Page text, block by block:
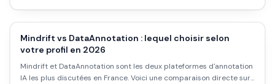
Mindrift vs DataAnnotation : lequel choisir selon
votre profil en 2026
Mindrift et DataAnnotation sont les deux plateformes d'annotation
IA les plus discutées en France. Voici une comparaison directe sur